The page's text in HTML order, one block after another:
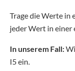
Trage die Werte in
jeder Wert in einer
In unserem Fall:
I5 ein.